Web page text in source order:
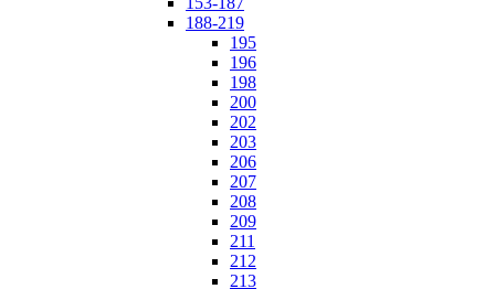
188-219
195
196
198
200
202
203
206
207
208
209
211
212
213